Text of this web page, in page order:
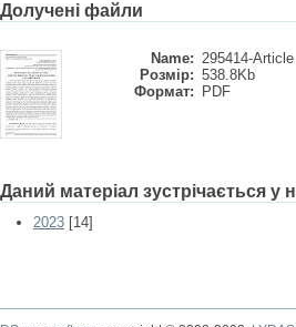
Долучені файли
Name: 295414-
Розмір: 538.8Kb
Формат:
PDF
Даний матеріал зустрічається у
2023 [14]